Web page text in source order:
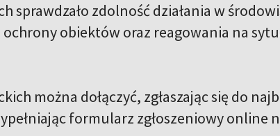
zdolność działania w
obiektów oraz reagowania na
można dołączyć, zgłaszając się do
formularz zgłoszeniowy online